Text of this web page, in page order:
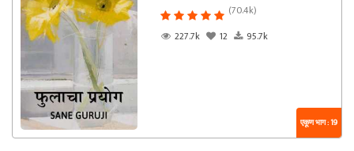
(70.4k)
227.7k
12 95.7k
एकूण भाग : 19